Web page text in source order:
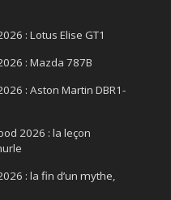
: Lotus Elise GT1
: Mazda 787B
: Aston Martin DBR1-
2026 : la leçon
: la fin d’un mythe,